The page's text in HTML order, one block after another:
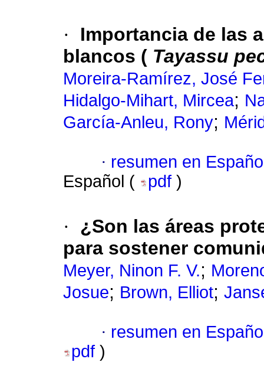
·
Importancia de las
blancos ( Tayassu
Moreira-Ramírez, José
Hidalgo-Mihart, Mircea;
García-Anleu, Rony;
· resumen en
Español (
pdf )
·
¿Son las áreas
para sostener
Meyer, Ninon F. V.;
Josue; Brown, Elliot;
· resumen en
pdf )